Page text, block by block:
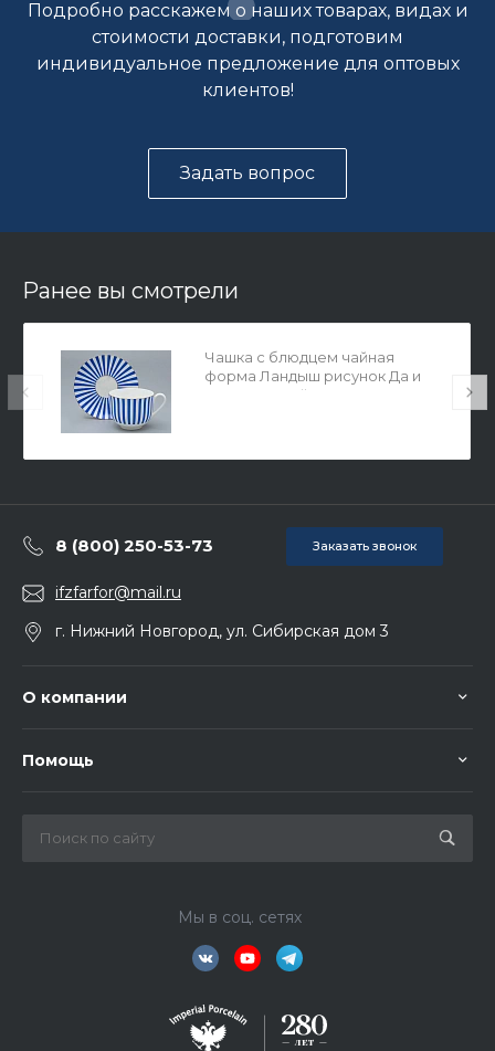
Подробно расскажем о наших товарах, видах и
стоимости доставки, подготовим
индивидуальное предложение для оптовых
клиентов!
Задать вопрос
Ранее вы смотрели
Чашка с блюдцем чайная
форма Ландыш рисунок Да и
нет Лазурный, арт. 81.32280.00.1
8 (800) 250-53-73 Заказать звонок
ifzfarfor@mail.ru
г. Нижний Новгород, ул. Сибирская дом 3
О компании
Помощь
Мы в соц. сетях